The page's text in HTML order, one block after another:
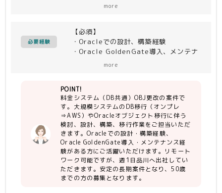
討、設計、構築、移行作業
more
必要経験
【必須】
・Oracleでの設計、構築経験
・Oracle GoldenGate導入、メンテナ
【尚可】
・データ移行経験
・DML、Materialized View、
expdp/impdpの知識
・Excelマクロの知識
more
POINT!
料金システム（DB共通）OBJ更改の案件で
す。大規模システムのDB移行（オンプレ
⇒AWS）やOracleオブジェクト移行に伴う
検討、設計、構築、移行作業をご担当いただ
きます。Oracleでの設計・構築経験、
Oracle GoldenGate導入・メンテナンス経
験がある方にご活躍いただけます。リモート
ワーク可能ですが、週1日品川へ出社してい
ただきます。安定の長期案件となり、50歳
までの方の募集となります。